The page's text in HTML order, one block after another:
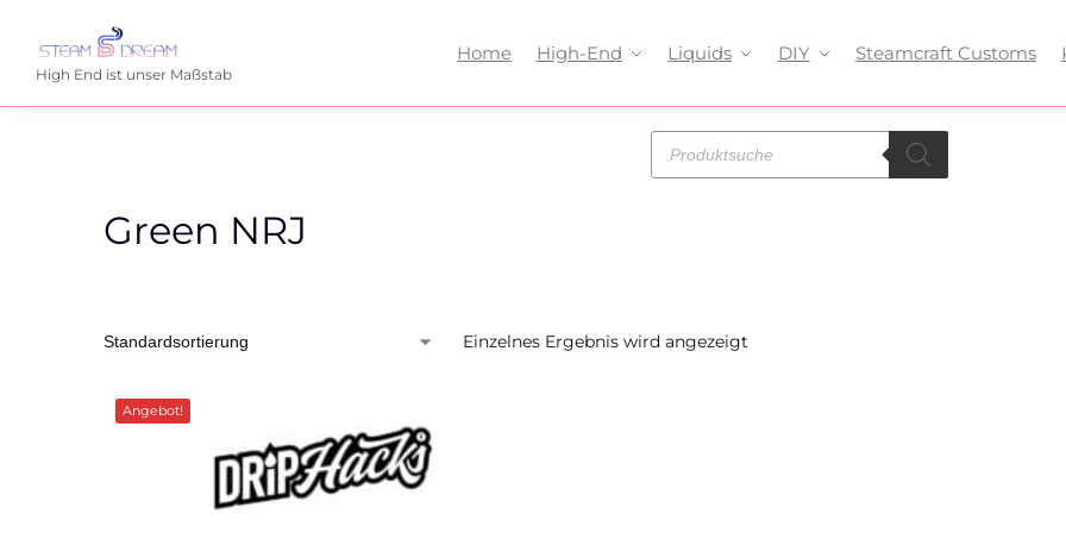
High End ist unser Maßstab
Home High-End Liquids DIY Steamcraft Customs
Green NRJ
Einzelnes Ergebnis wird angezeigt
Angebot!